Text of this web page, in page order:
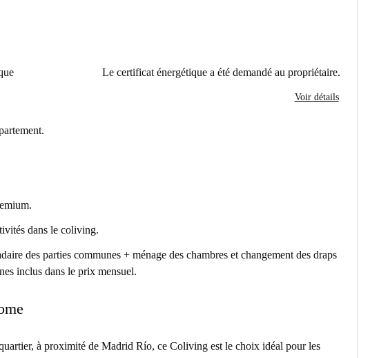
Le certificat énergétique a été demandé au propriétaire.
Voir détails
dans le coliving.
des parties communes + ménage des chambres et changement des draps
inclus dans le prix mensuel.
à proximité de Madrid Río, ce Coliving est le choix idéal pour les